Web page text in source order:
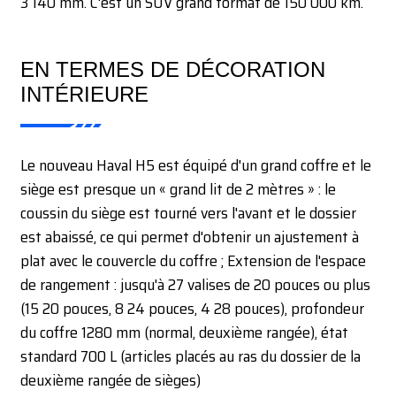
EN TERMES DE DÉCORATION
INTÉRIEURE
Le nouveau Haval H5 est équipé d'un grand coffre et le
siège est presque un « grand lit de 2 mètres » : le
coussin du siège est tourné vers l'avant et le dossier
est abaissé, ce qui permet d'obtenir un ajustement à
plat avec le couvercle du coffre ; Extension de l'espace
de rangement : jusqu'à 27 valises de 20 pouces ou plus
(15 20 pouces, 8 24 pouces, 4 28 pouces), profondeur
du coffre 1280 mm (normal, deuxième rangée), état
standard 700 L (articles placés au ras du dossier de la
deuxième rangée de sièges)